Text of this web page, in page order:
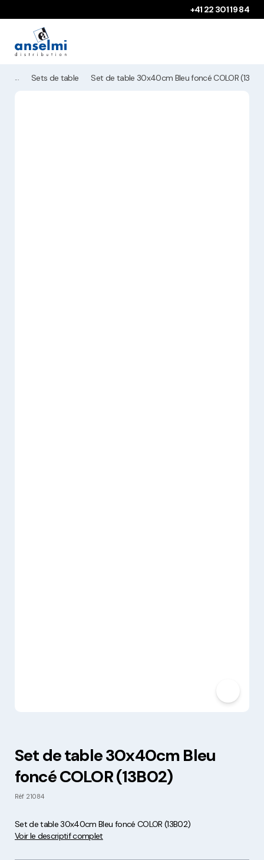
+41 22 301 19 84
Sets de table Set de table 30x40cm Bleu foncé COLOR
Set de table 30x40cm Bleu
foncé COLOR (13B02)
Réf 21084
Set de table 30x40cm Bleu foncé COLOR (13B02)
Voir le descriptif complet